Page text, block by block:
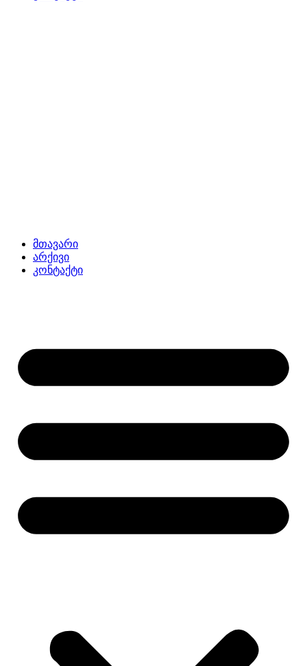
მთავარი
არქივი
კონტაქტი